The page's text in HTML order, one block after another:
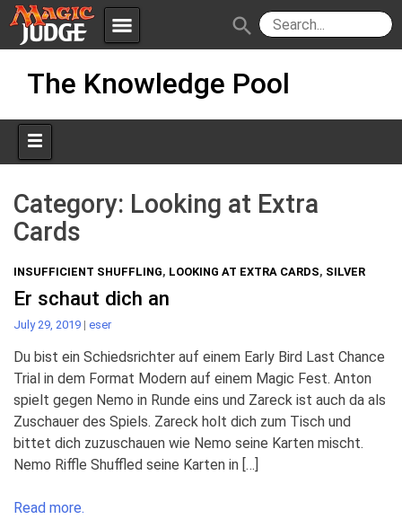
menu
Apps JudgeApps
Forum
Judges
Policies IPG
JAR
search
The Knowledge Pool
Category: Looking at Extra
Cards
INSUFFICIENT SHUFFLING, LOOKING AT EXTRA CARDS, SILVER
Er schaut dich an
July 29, 2019 | eser
Du bist ein Schiedsrichter auf einem Early Bird Last Chance
Trial in dem Format Modern auf einem Magic Fest. Anton
spielt gegen Nemo in Runde eins und Zareck ist auch da als
Zuschauer des Spiels. Zareck holt dich zum Tisch und
bittet dich zuzuschauen wie Nemo seine Karten mischt.
Nemo Riffle Shuffled seine Karten in […]
Read more.